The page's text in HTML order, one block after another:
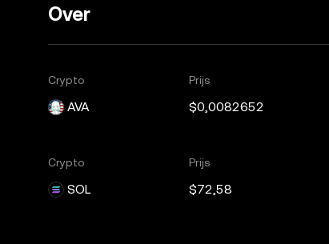
Over
Crypto
AVA
Prijs
$0,0082652
Crypto
SOL
Prijs
$72,58